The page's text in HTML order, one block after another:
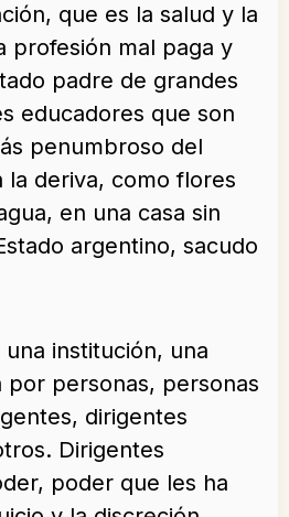
que es la salud y la
profesión mal paga y
padre de grandes
educadores que son
penumbroso del
la deriva, como flores
en una casa sin
argentino, sacudo
institución, una
por personas, personas
dirigentes
Dirigentes
poder que les ha